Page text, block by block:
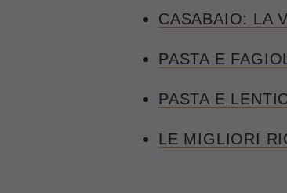
CASABAIO: LA
PASTA E
PASTA E
LE MIGLIORI